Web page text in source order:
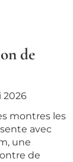
de
2026
montres les
avec
une
de